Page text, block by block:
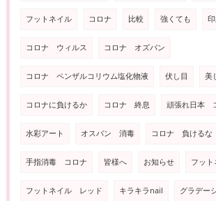
フットネイル コロナ 比較 強くても
コロナ ウィルス コロナ オズバン
コロナ ペンザルコリウム塩化物液 伏し目 美
コロナに負けるか コロナ 終息 頑張れ日本
水彩アート オスバン 消毒 コロナ 負けるな
手指消毒 コロナ 皆様へ お知らせ フッ
フットネイル レッド キラキラnail グラデー